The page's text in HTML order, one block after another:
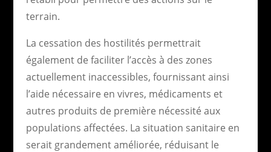
terrain.
La cessation des hostilités permettrait
également de faciliter l’accès à des zones
actuellement inaccessibles, fournissant ainsi
l’aide nécessaire en vivres, médicaments et
autres produits de première nécessité aux
populations affectées. La situation sanitaire en
serait grandement améliorée, réduisant le